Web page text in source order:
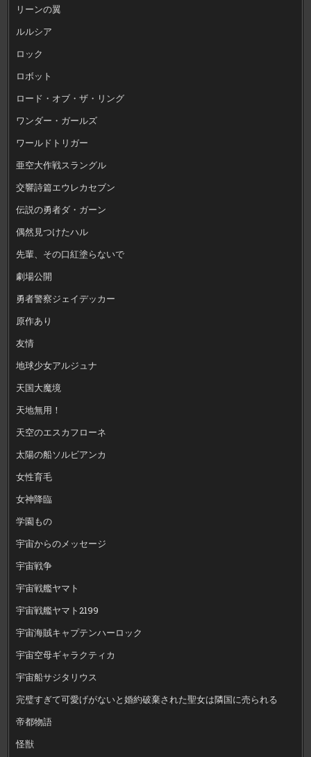
リーンの翼
ルルシア
ロック
ロボット
ロード・オブ・ザ・リング
ワンダー・ガールズ
ワールドトリガー
亜空大作戦スラングル
交響詩篇エウレカセブン
伝説の勇者ダ・ガーン
偶然見つけたハル
先輩、その口紅塗らないで
劇場公開
勇者警察ジェイデッカー
原作あり
友情
地球少女アルジュナ
天国大魔境
天地無用！
天空のエスカフローネ
太陽の船ソルビアンカ
女性育毛
女神降臨
学園もの
宇宙からのメッセージ
宇宙戦争
宇宙戦艦ヤマト
宇宙戦艦ヤマト2199
宇宙海賊キャプテンハーロック
宇宙空母ギャラクティカ
宇宙船サジタリウス
完璧すぎて可愛げがないと婚約破棄された聖女は隣国に売られる
帝都物語
怪獣